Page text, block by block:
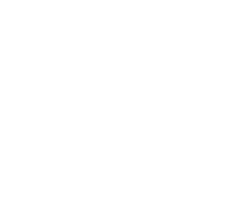
ったそう
っている